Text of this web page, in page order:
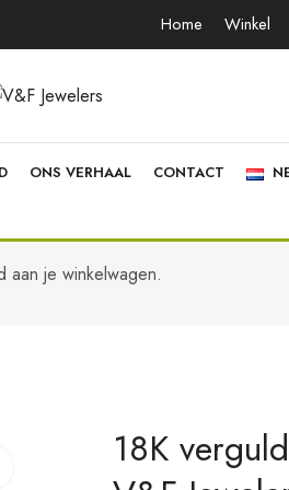
Home Winkel
ONS VERHAAL CONTACT
aan je winkelwagen.
18K